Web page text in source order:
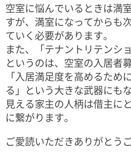
空室に悩んでいるときは満
すが、満室になってからも
ていく必要があります。
また、「テナントリテンシ
というのは、空室の入居者
「入居満足度を高めるため
る」という大きな武器にも
見える家主の人柄は借主に
に繋がります。
ご愛読いただきありがとう